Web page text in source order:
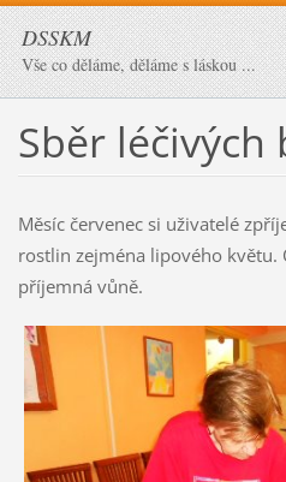
DSSKM
Vše co děláme, děláme s láskou ...
Sběr léčivých
Měsíc červenec si uživatelé
rostlin zejména lipového květu.
příjemná vůně.